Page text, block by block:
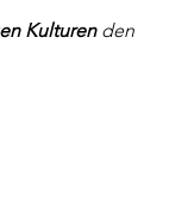
Kulturen den